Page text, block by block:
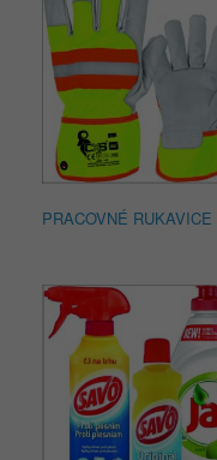
PRACOVNÉ RUKAVICE